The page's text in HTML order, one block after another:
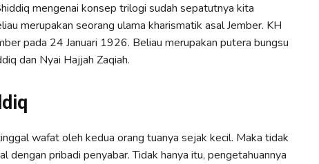
mengenai konsep trilogi sudah sepatutnya kita
merupakan seorang ulama kharismatik asal Jember. KH
pada 24 Januari 1926. Beliau merupakan putera bungsu
dan Nyai Hajjah Zaqiah.
wafat oleh kedua orang tuanya sejak kecil. Maka tidak
dengan pribadi penyabar. Tidak hanya itu, pengetahuannya